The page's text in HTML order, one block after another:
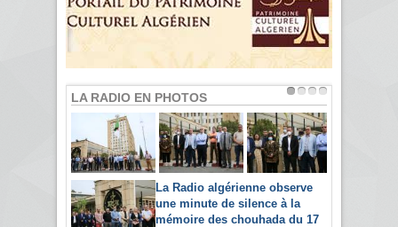
LA RADIO EN PHOTOS
La Radio algérienne observe
une minute de silence à la
mémoire des chouhada du 17